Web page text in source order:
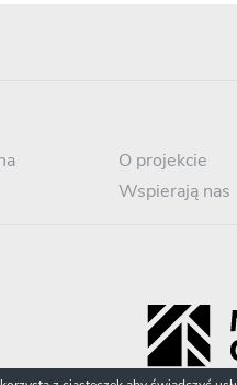
O projekcie
Wspierają nas